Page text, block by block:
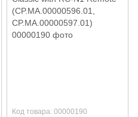
Код товара: 00000190